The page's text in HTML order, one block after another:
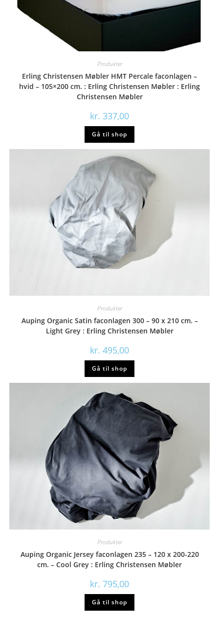
Produkter
Erling Christensen Møbler HMT Percale faconlagen –
hvid – 105×200 cm. : Erling Christensen Møbler : Erling
Christensen Møbler
kr. 337,00
Gå til shop
Produkter
Auping Organic Satin faconlagen 300 – 90 x 210 cm. –
Light Grey : Erling Christensen Møbler
kr. 495,00
Gå til shop
Produkter
Auping Organic Jersey faconlagen 235 – 120 x 200-220
cm. – Cool Grey : Erling Christensen Møbler
kr. 795,00
Gå til shop